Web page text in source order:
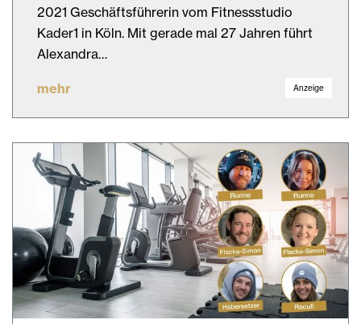
2021 Geschäftsführerin vom Fitnessstudio
Kader1 in Köln. Mit gerade mal 27 Jahren führt
Alexandra…
mehr Anzeige